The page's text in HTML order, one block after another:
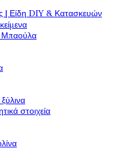
| Είδη DIY & Κατασκευών
Μπαούλα
στοιχεία